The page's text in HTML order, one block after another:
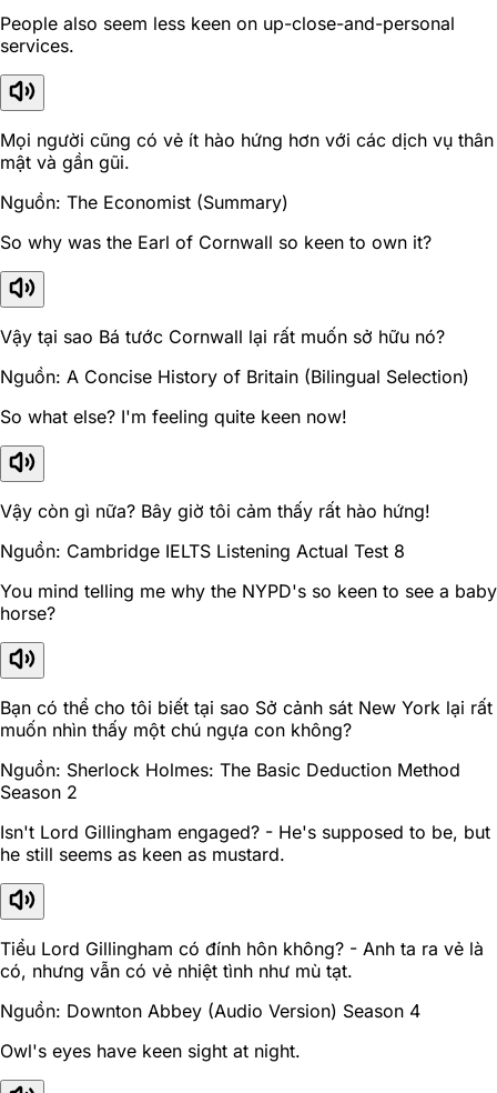
People also seem less keen on up-close-and-personal
services.
Mọi người cũng có vẻ ít hào hứng hơn với các dịch vụ thân
mật và gần gũi.
Nguồn: The Economist (Summary)
So why was the Earl of Cornwall so keen to own it?
Vậy tại sao Bá tước Cornwall lại rất muốn sở hữu nó?
Nguồn: A Concise History of Britain (Bilingual Selection)
So what else? I'm feeling quite keen now!
Vậy còn gì nữa? Bây giờ tôi cảm thấy rất hào hứng!
Nguồn: Cambridge IELTS Listening Actual Test 8
You mind telling me why the NYPD's so keen to see a baby
horse?
Bạn có thể cho tôi biết tại sao Sở cảnh sát New York lại rất
muốn nhìn thấy một chú ngựa con không?
Nguồn: Sherlock Holmes: The Basic Deduction Method
Season 2
Isn't Lord Gillingham engaged? - He's supposed to be, but
he still seems as keen as mustard.
Tiểu Lord Gillingham có đính hôn không? - Anh ta ra vẻ là
có, nhưng vẫn có vẻ nhiệt tình như mù tạt.
Nguồn: Downton Abbey (Audio Version) Season 4
Owl's eyes have keen sight at night.